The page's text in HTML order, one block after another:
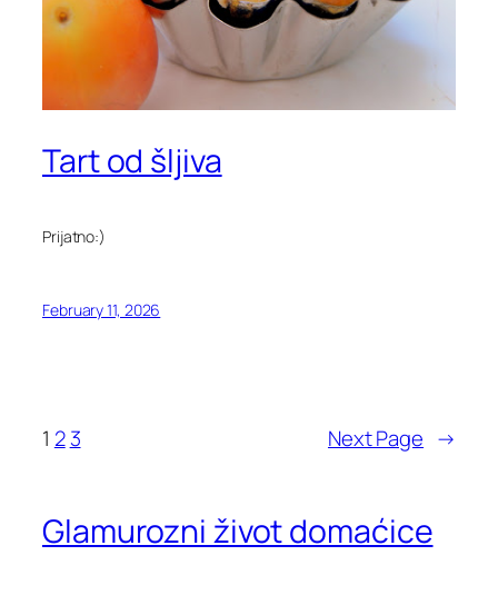
Tart od šljiva
Prijatno:)
February 11, 2026
1 2 3 Next Page →
Glamurozni život domaćice